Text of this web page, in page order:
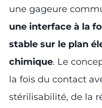
une gageure
une interface à la
stable sur le plan
chimique. Le
la fois du contact
stérilisabilité, de la